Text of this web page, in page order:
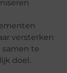
versterken
samen te
doel.